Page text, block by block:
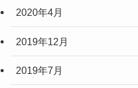
2020年4月
2019年12月
2019年7月